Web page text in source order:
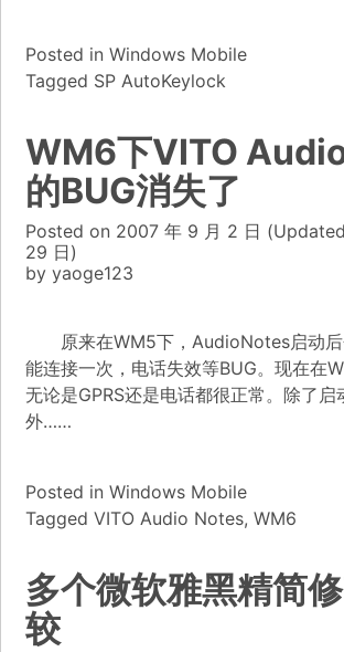
Posted in Windows Mobile
Tagged SP AutoKeylock
WM6下VITO
的BUG消失了
Posted on 2007 年 9 月 2 日 (Updated
29 日)
by yaoge123
原来在WM5下，AudioNotes启动后
能连接一次，电话失效等BUG。现在在
无论是GPRS还是电话都很正常。除了启
外……
Posted in Windows Mobile
Tagged VITO Audio Notes, WM6
多个微软雅黑精简
较